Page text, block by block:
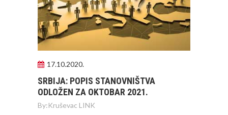
17.10.2020.
SRBIJA: POPIS STANOVNIŠTVA
ODLOŽEN ZA OKTOBAR 2021.
By:Kruševac LINK